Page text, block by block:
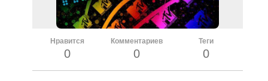
Нравится
0
Комментариев
0
Теги
0